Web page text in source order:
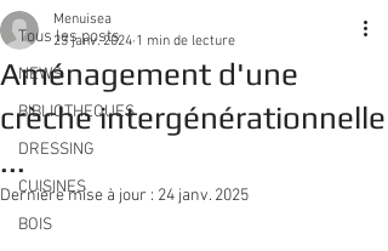
Tous les posts
NEWS
BIBLIOTHEQUES
DRESSING
CUISINES
BOIS
Aménagement d'une
crèche intergénérationnelle
...
Menuisea
23 janv. 2024 1 min de lecture
Dernière mise à jour : 24 janv. 2025